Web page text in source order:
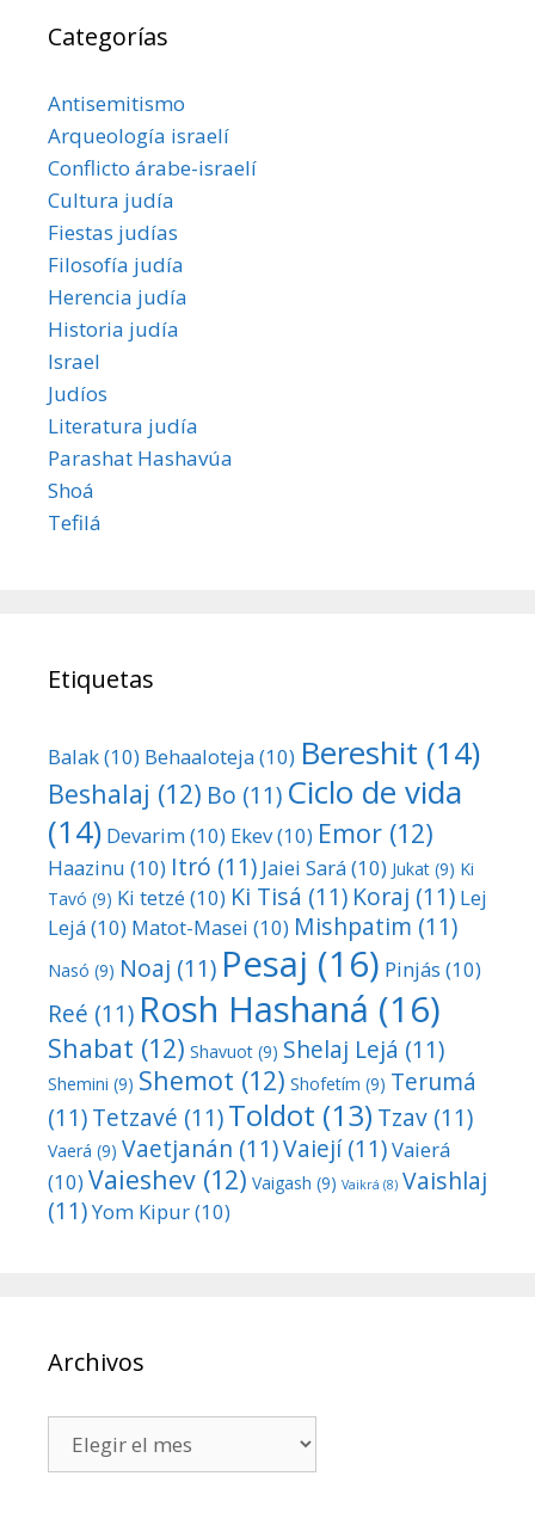
Categorías
Antisemitismo
Arqueología israelí
Conflicto árabe-israelí
Cultura judía
Fiestas judías
Filosofía judía
Herencia judía
Historia judía
Israel
Judíos
Literatura judía
Parashat Hashavúa
Shoá
Tefilá
Etiquetas
Balak(10) Behaaloteja(10) Bereshit (14)
Beshalaj (12) Bo (11) Ciclo de vida
(14) Devarim(10) Ekev(10) Emor (12)
Haazinu (10) Itró (11) Jaiei Sará(10) Jukat (9) Ki
Tavó (9) Ki tetzé(10) Ki Tisá (11) Koraj (11) Lej
Lejá(10) Matot-Masei (10) Mishpatim (11)
Nasó (9) Noaj (11) Pesaj (16) Pinjás (10)
Reé (11) Rosh Hashaná (16)
Shabat (12) Shavuot (9) Shelaj Lejá (11)
Shemini (9) Shemot (12) Shofetím (9) Terumá
(11)Tetzavé (11)Toldot (13) Tzav (11)
Vaerá (9) Vaetjanán (11)Vaiejí(11)Vaierá
(10) Vaieshev (12) Vaigash (9) Vaikrá (8) Vaishlaj
(11)Yom Kipur(10)
Archivos